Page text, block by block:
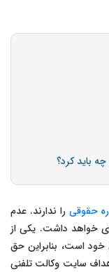
باید کرد؟
حقوقی را ندارند. عدم
خواهد داشت. یکی از
است، بنابراین حق
سایت وکالت تلفنی